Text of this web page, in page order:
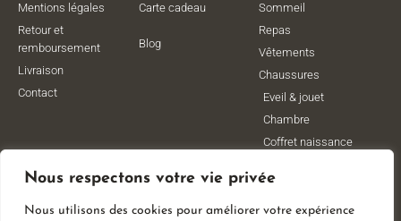
Nous respectons votre vie privée
Nous utilisons des cookies pour améliorer votre expérience
Mentions légales
Retour et
remboursement
Livraison
Contact
Carte cadeau
Blog
Sommeil
Repas
Vêtements
Chaussures
Eveil & jouet
Chambre
Coffret naissance
Vêtements de
grossesse